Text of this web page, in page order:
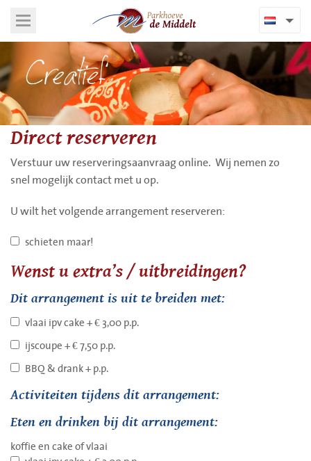
Direct reserveren
Verstuur uw reserveringsaanvraag online. Wij nemen zo
snel mogelijk contact met u op.
U wilt het volgende arrangement reserveren:
schieten maar!
Wenst u extra’s / uitbreidingen?
Dit arrangement is uit te breiden met:
vlaai ipv cake + € 3,00 p.p.
ijscoupe + € 7,50 p.p.
BBQ & drank + p.p.
Activiteiten tijdens dit arrangement:
Eten en drinken bij dit arrangement:
koffie en cake of vlaai